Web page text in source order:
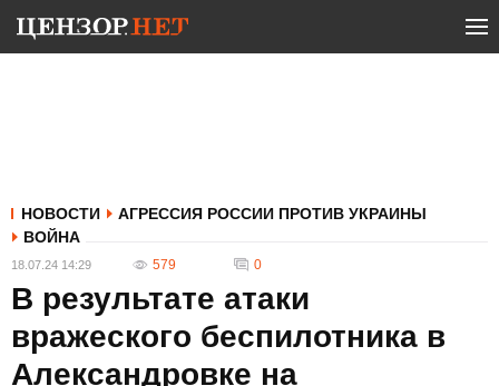
НОВОСТИ
АГРЕССИЯ РОССИИ ПРОТИВ УКРАИНЫ
ВОЙНА
18.07.24 14:29 579 0
В результате атаки
вражеского беспилотника в
Александровке на